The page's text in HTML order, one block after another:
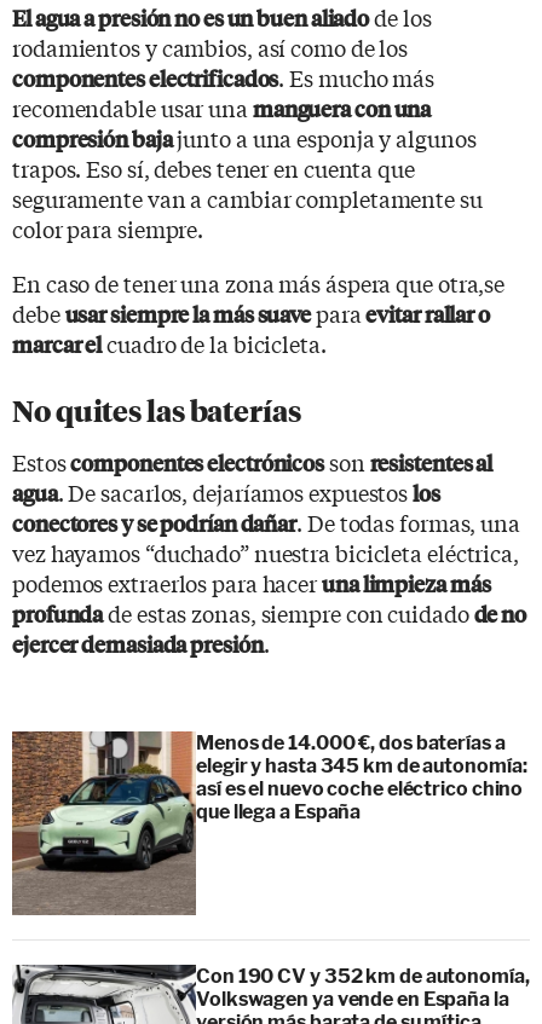
El agua a presión no es un buen aliadode los
rodamientos y cambios, así como de los
componentes electrificados. Es mucho más
recomendable usar unamanguera con una
compresión bajajunto a una esponja y algunos
trapos. Eso sí, debes tener en cuenta que
seguramente van a cambiar completamente su
color para siempre.
En caso de tener una zona más áspera que otra,se
debeusar siempre la más suaveparaevitar rallar o
marcar elcuadro de la bicicleta.
No quites las baterías
Estoscomponentes electrónicossonresistentes al
agua. De sacarlos, dejaríamos expuestoslos
conectores y se podrían dañar. De todas formas, una
vez hayamos “duchado” nuestra bicicleta eléctrica,
podemos extraerlos para haceruna limpieza más
profundade estas zonas, siempre con cuidadode no
ejercer demasiada presión.
Menos de 14.000 €, dos baterías a
elegir y hasta 345 km de autonomía:
así es el nuevo coche eléctrico chino
que llega a España
Con 190 CV y 352 km de autonomía,
Volkswagen ya vende en España la